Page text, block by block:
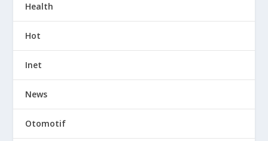
Health
Hot
Inet
News
Otomotif